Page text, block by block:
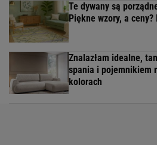
Te dywany są
Piękne wzory, a
Znalazłam idealne,
spania i pojemnikiem
kolorach